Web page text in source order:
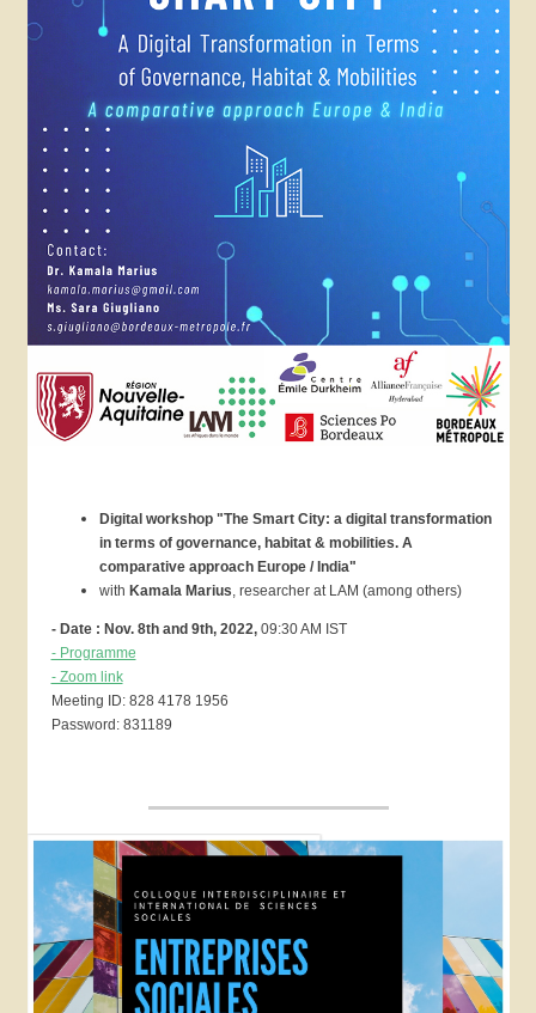
Digital workshop "The Smart City: a digital transformation
in terms of governance, habitat & mobilities. A
comparative approach Europe / India"
with Kamala Marius, researcher at LAM (among others)
- Date : Nov. 8th and 9th, 2022, 09:30 AM IST
- Programme
- Zoom link
Meeting ID: 828 4178 1956
Password: 831189